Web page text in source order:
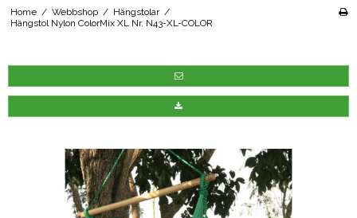
Home / Webbshop / Hängstolar /
Hängstol Nylon ColorMix XL Nr. N43-XL-COLOR